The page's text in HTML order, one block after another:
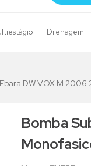
Drenagem
DW VOX M
Bomba